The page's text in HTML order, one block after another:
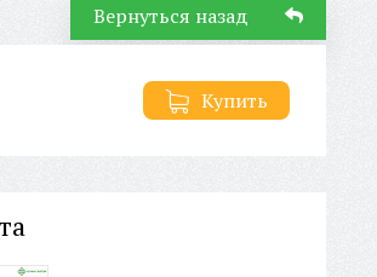
Вернуться назад
Купить